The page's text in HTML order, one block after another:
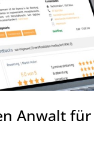
Anwalt für